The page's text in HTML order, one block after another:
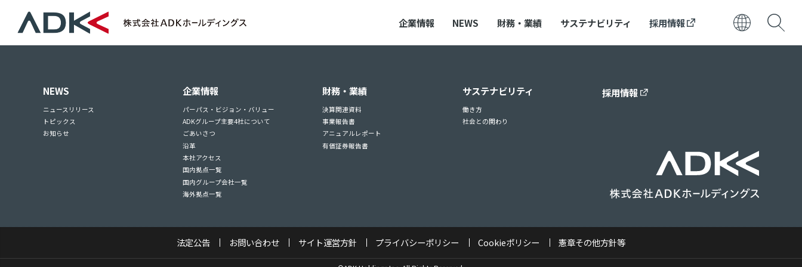
企業情報 NEWS 財務・業績 サステナビリティ 採用情報
NEWS
ニュースリリース
トピックス
お知らせ
企業情報
パーパス・ビジョン・バリュー
ADKグループ主要4社について
ごあいさつ
沿革
本社アクセス
国内拠点一覧
国内グループ会社一覧
海外拠点一覧
財務・業績
決算関連資料
事業報告書
アニュアルレポート
有価証券報告書
サステナビリティ
働き方
社会との関わり
採用情報
法定公告 お問い合わせ サイト運営方針 プライバシーポリシー Cookieポリシー 憲章その他方針等